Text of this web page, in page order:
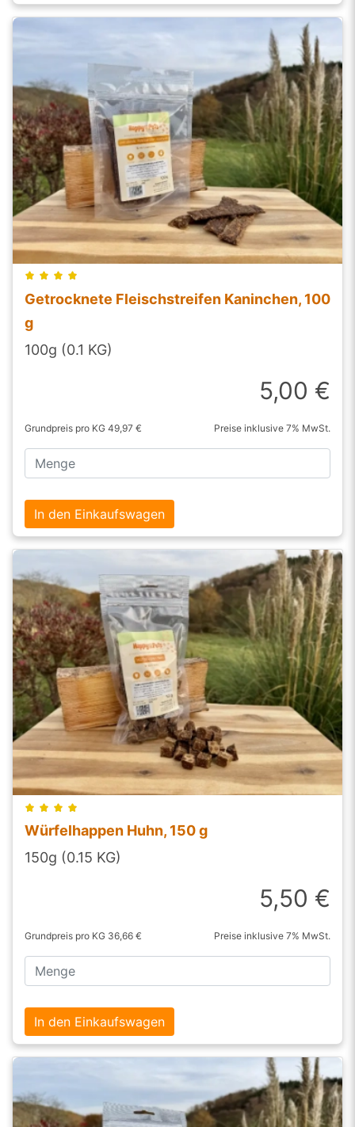
Getrocknete Fleischstreifen Kaninchen, 100
g
100g (0.1 KG)
5,00 €
Grundpreis pro KG 49,97 € Preise inklusive 7% MwSt.
In den Einkaufswagen
Würfelhappen Huhn, 150 g
150g (0.15 KG)
5,50 €
Grundpreis pro KG 36,66 € Preise inklusive 7% MwSt.
In den Einkaufswagen